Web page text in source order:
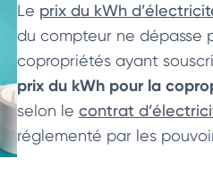
Le prix du kWh
du compteur ne dépasse
copropriétés ayant
prix du kWh pour la
selon le contrat
réglementé par les